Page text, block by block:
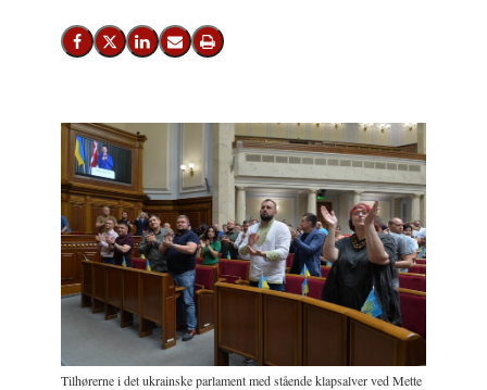
Del på Facebook
Del på X (Twitter)
Del på LinkedIn
Send email
Print
Tilhørerne i det ukrainske parlament med stående klapsalver ved Mette